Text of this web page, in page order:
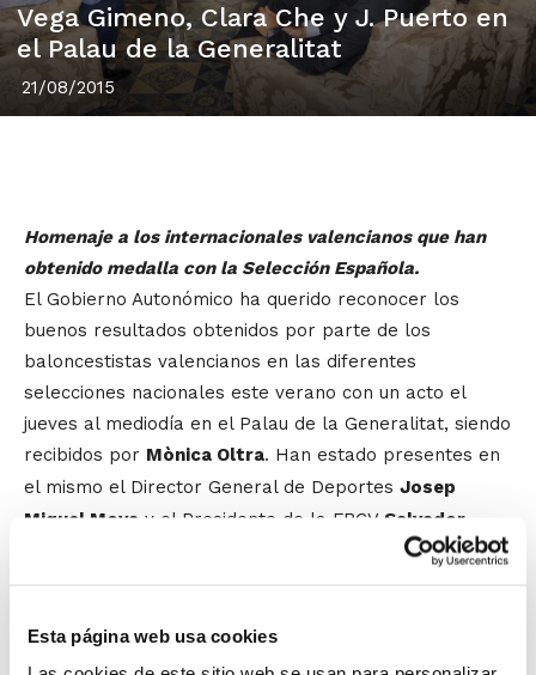
Esta página web usa cookies
Vega Gimeno, Clara Che y J. Puerto en
el Palau de la Generalitat
21/08/2015
Homenaje a los internacionales valencianos que han
obtenido medalla con la Selección Española.
El Gobierno Autonómico ha querido reconocer los
buenos resultados obtenidos por parte de los
baloncestistas valencianos en las diferentes
selecciones nacionales este verano con un acto el
jueves al mediodía en el Palau de la Generalitat, siendo
recibidos por Mònica Oltra. Han estado presentes en
el mismo el Director General de Deportes Josep
Miquel Moya y el Presidente de la FBCV Salvador
. Clara Che no pudo estar presente por
representación.Tras una distendida charla y el